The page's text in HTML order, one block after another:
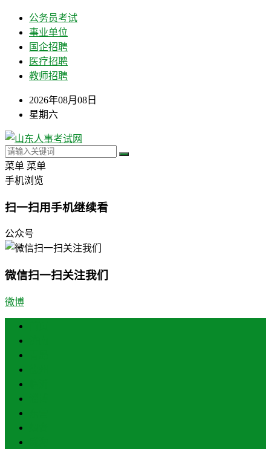
公务员考试
事业单位
国企招聘
医疗招聘
教师招聘
2026年08月08日
星期六
菜单 菜单
手机浏览
扫一扫用手机继续看
公众号
微信扫一扫关注我们
微博